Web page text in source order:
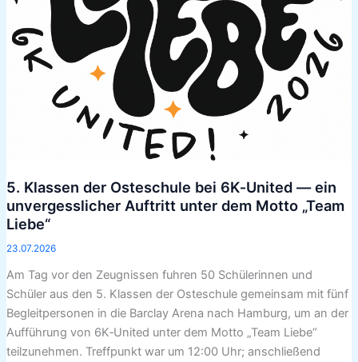
5. Klassen der Osteschule bei 6K‑United — ein
unvergesslicher Auftritt unter dem Motto „Team
Liebe“
23.07.2026
Am Tag vor den Zeugnissen fuhren 50 Schülerinnen und
Schüler aus den 5. Klassen der Osteschule gemeinsam mit fünf
Begleitpersonen in die Barclay Arena nach Hamburg, um an der
Aufführung von 6K‑United unter dem Motto „Team Liebe“
teilzunehmen. Treffpunkt war um 12:00 Uhr; anschließend
dem
Motto
„Team